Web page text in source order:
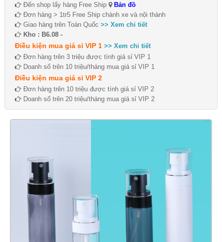
Đến shop lấy hàng Free Ship
Bản đồ
Đơn hàng > 1tr5 Free Ship chành xe và nội thành
Giao hàng trên Toàn Quốc >> Xem chi tiết
Kho : B6.08 -
Điều kiện mua giá sỉ VIP 1 >> Xem chi tiết
Đơn hàng trên 3 triệu được tính giá sỉ VIP 1
Doanh số trên 10 triệu/tháng mua giá sỉ VIP 1
Điều kiện mua giá sỉ VIP 2
Đơn hàng trên 10 triệu được tính giá sỉ VIP 2
Doanh số trên 20 triệu/tháng mua giá sỉ VIP 2